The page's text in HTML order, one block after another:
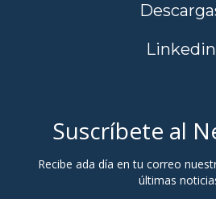
Linkedin
Suscríbete al
Recibe ada día en tu correo
últimas